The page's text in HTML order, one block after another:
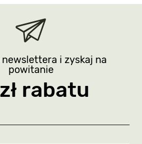
newslettera i zyskaj na
powitanie
rabatu